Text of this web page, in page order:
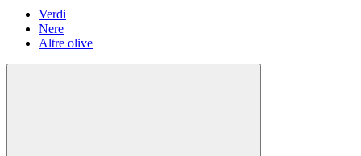
Verdi
Nere
Altre olive